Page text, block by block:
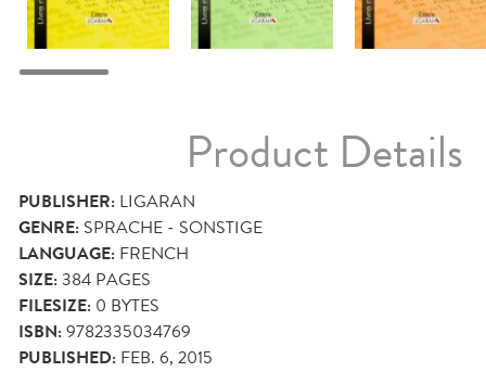
Product Details
PUBLISHER: LIGARAN
GENRE: SPRACHE - SONSTIGE
LANGUAGE: FRENCH
SIZE:384 PAGES
FILESIZE: 0 BYTES
ISBN:9782335034769
PUBLISHED: FEB. 6, 2015